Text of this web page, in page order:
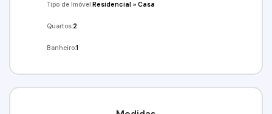
Tipo de Imóvel:Residencial »Casa
Quartos:2
Banheiro:1